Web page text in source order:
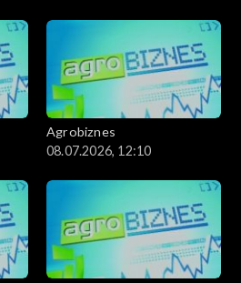
Agrobiznes
08.07.2026, 12:10